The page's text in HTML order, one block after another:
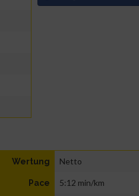
Wertung Netto
Pace 5:12 min/km